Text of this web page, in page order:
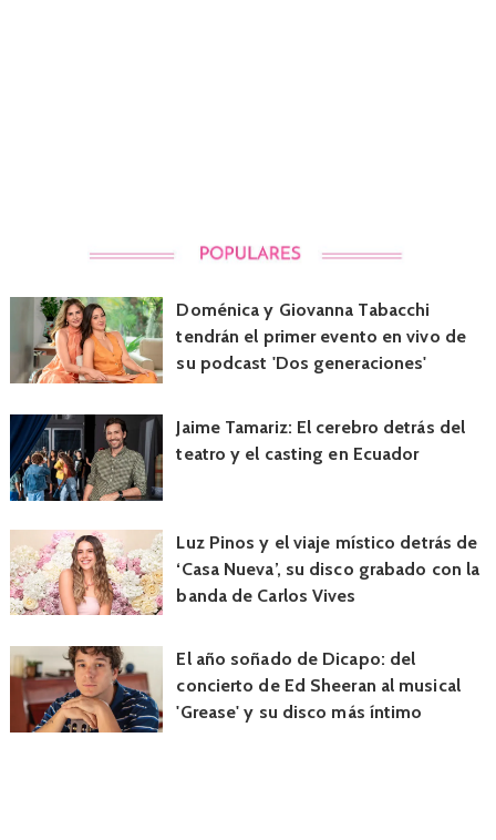
Doménica y Giovanna Tabacchi
tendrán el primer evento en vivo de
su podcast 'Dos generaciones'
Jaime Tamariz: El cerebro detrás del
teatro y el casting en Ecuador
Luz Pinos y el viaje místico detrás de
‘Casa Nueva’, su disco grabado con la
banda de Carlos Vives
El año soñado de Dicapo: del
concierto de Ed Sheeran al musical
'Grease' y su disco más íntimo